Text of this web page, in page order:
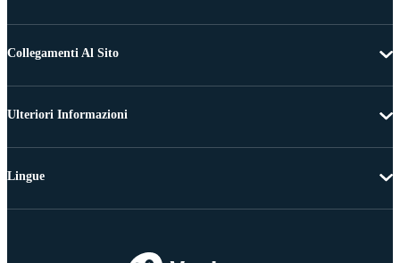
Collegamenti Al Sito
Ulteriori Informazioni
Lingue